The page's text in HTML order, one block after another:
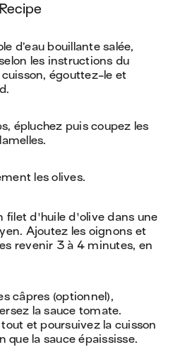
recipe
d’eau bouillante salée,
les instructions du
égouttez-le et
épluchez puis coupez les
les olives.
filet d'huile d'olive dans une
Ajoutez les oignons et
revenir 3 à 4 minutes, en
câpres (optionnel),
la sauce tomate.
et poursuivez la cuisson
que la sauce épaississe.